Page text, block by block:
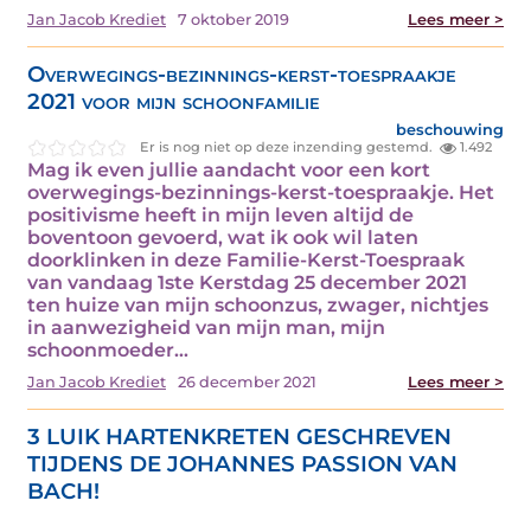
Jan Jacob Krediet 7 oktober 2019 Lees meer >
Overwegings-bezinnings-kerst-toespraakje
2021 voor mijn schoonfamilie
beschouwing
Er is nog niet op deze inzending gestemd. 1.492
Mag ik even jullie aandacht voor een kort
overwegings-bezinnings-kerst-toespraakje. Het
positivisme heeft in mijn leven altijd de
boventoon gevoerd, wat ik ook wil laten
doorklinken in deze Familie-Kerst-Toespraak
van vandaag 1ste Kerstdag 25 december 2021
ten huize van mijn schoonzus, zwager, nichtjes
in aanwezigheid van mijn man, mijn
schoonmoeder…
Jan Jacob Krediet 26 december 2021 Lees meer >
3 LUIK HARTENKRETEN GESCHREVEN
TIJDENS DE JOHANNES PASSION VAN
BACH!